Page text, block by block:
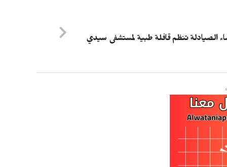
الصيادلة تنظم قافلة طبية لمستشفى سيدي